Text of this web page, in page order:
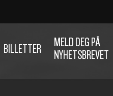
BILLETTER
MELD DEG PÅ
NYHETSBREVET